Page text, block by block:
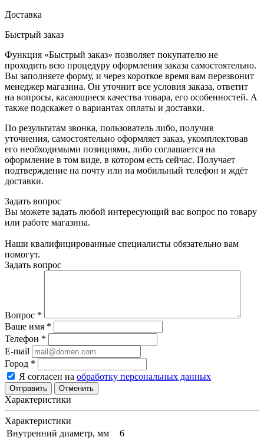
Доставка
Быстрый заказ
Функция «Быстрый заказ» позволяет покупателю не
проходить всю процедуру оформления заказа самостоятельно.
Вы заполняете форму, и через короткое время вам перезвонит
менеджер магазина. Он уточнит все условия заказа, ответит
на вопросы, касающиеся качества товара, его особенностей. А
также подскажет о вариантах оплаты и доставки.
По результатам звонка, пользователь либо, получив
уточнения, самостоятельно оформляет заказ, укомплектовав
его необходимыми позициями, либо соглашается на
оформление в том виде, в котором есть сейчас. Получает
подтверждение на почту или на мобильный телефон и ждёт
доставки.
Задать вопрос
Вы можете задать любой интересующий вас вопрос по товару
или работе магазина.
Наши квалифицированные специалисты обязательно вам
помогут.
Задать вопрос
Вопрос *
Ваше имя *
Телефон *
E-mail
Город *
Я согласен на обработку персональных данных
Отменить
Характеристики
Характеристики
Внутренний диаметр, мм
6